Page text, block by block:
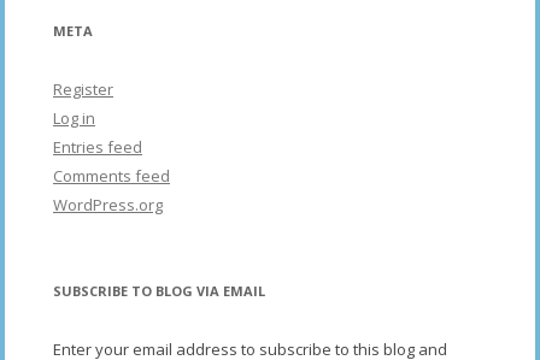
META
Register
Log in
Entries feed
Comments feed
WordPress.org
SUBSCRIBE TO BLOG VIA EMAIL
Enter your email address to subscribe to this blog and